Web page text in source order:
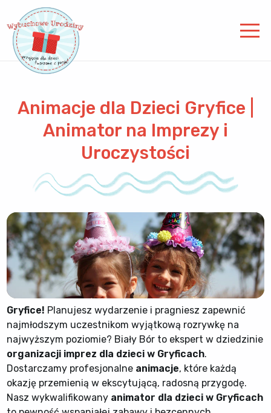
Animacje dla Dzieci Gryfice |
Animator na Imprezy i
Uroczystości
Gryfice! Planujesz wydarzenie i pragniesz zapewnić
najmłodszym uczestnikom wyjątkową rozrywkę na
najwyższym poziomie? Biały Bór to ekspert w dziedzinie
organizacji imprez dla dzieci w Gryficach.
Dostarczamy profesjonalne animacje, które każdą
okazję przemienią w ekscytującą, radosną przygodę.
Nasz wykwalifikowany animator dla dzieci w Gryficach